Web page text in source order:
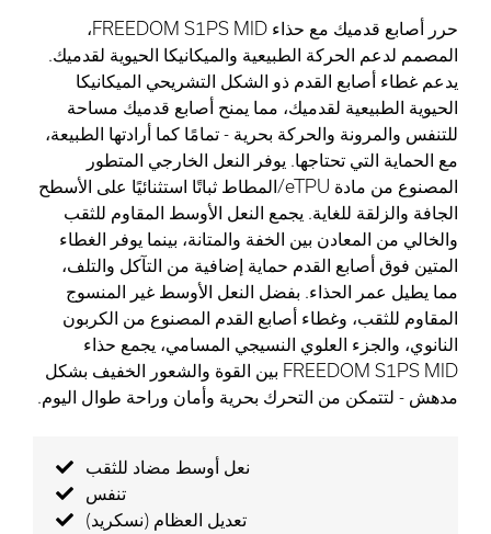
حرر أصابع قدميك مع حذاء FREEDOM S1PS MID،
المصمم لدعم الحركة الطبيعية والميكانيكا الحيوية لقدميك.
يدعم غطاء أصابع القدم ذو الشكل التشريحي الميكانيكا
الحيوية الطبيعية لقدميك، مما يمنح أصابع قدميك مساحة
للتنفس والمرونة والحركة بحرية - تمامًا كما أرادتها الطبيعة،
مع الحماية التي تحتاجها. يوفر النعل الخارجي المتطور
المصنوع من مادة eTPU/المطاط ثباتًا استثنائيًا على الأسطح
الجافة والزلقة للغاية. يجمع النعل الأوسط المقاوم للثقب
والخالي من المعادن بين الخفة والمتانة، بينما يوفر الغطاء
المتين فوق أصابع القدم حماية إضافية من التآكل والتلف،
مما يطيل عمر الحذاء. بفضل النعل الأوسط غير المنسوج
المقاوم للثقب، وغطاء أصابع القدم المصنوع من الكربون
النانوي، والجزء العلوي النسيجي المسامي، يجمع حذاء
FREEDOM S1PS MID بين القوة والشعور الخفيف بشكل
مدهش - لتتمكن من التحرك بحرية وأمان وراحة طوال اليوم.
نعل أوسط مضاد للثقب
تنفس
تعديل العظام (نسكريد)